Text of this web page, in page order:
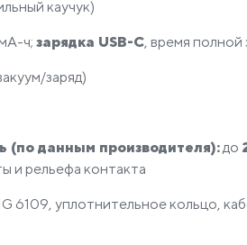
каучук)
ч; зарядка USB-C, время полной
заряд)
(по данным производителя):до
и рельефа контакта
6109, уплотнительное кольцо,